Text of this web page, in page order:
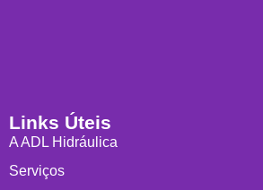
Links Úteis
A ADL Hidráulica
Serviços